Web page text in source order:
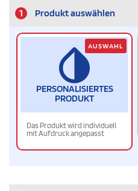
1 Produkt auswählen
PERSONALISIERTES
PRODUKT
Das Produkt wird individuell
mit Aufdruck angepasst
AUSWAHL